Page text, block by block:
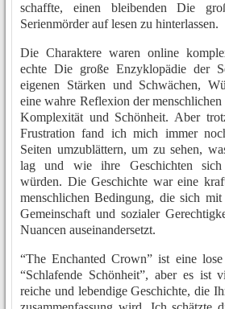
schaffte, einen bleibenden Die
Serienmörder auf lesen zu hinterlassen.
Die Charaktere waren online
echte Die große Enzyklopädie der
eigenen Stärken und Schwächen,
eine wahre Reflexion der
Komplexität und Schönheit. Aber
Frustration fand ich mich immer
Seiten umzublättern, um zu sehen,
lag und wie ihre Geschichten sich
würden. Die Geschichte war eine
menschlichen Bedingung, die sich
Gemeinschaft und sozialer
Nuancen auseinandersetzt.
“The Enchanted Crown” ist eine
“Schlafende Schönheit”, aber es ist
reiche und lebendige Geschichte, die